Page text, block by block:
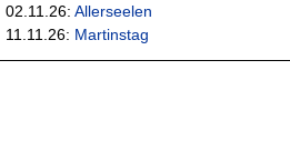
02.11.26: Allerseelen
11.11.26: Martinstag